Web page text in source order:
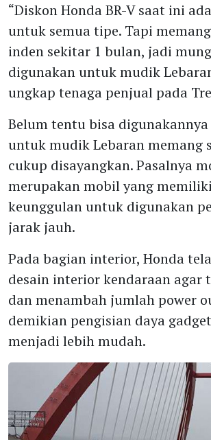
“Diskon Honda BR-V saat ini
untuk semua tipe. Tapi
inden sekitar 1 bulan, jadi
digunakan untuk mudik
ungkap tenaga penjual pada
Belum tentu bisa digunakannya
untuk mudik Lebaran memang
cukup disayangkan. Pasalnya
merupakan mobil yang
keunggulan untuk digunakan
jarak jauh.
Pada bagian interior, Honda
desain interior kendaraan agar
dan menambah jumlah power
demikian pengisian daya
menjadi lebih mudah.